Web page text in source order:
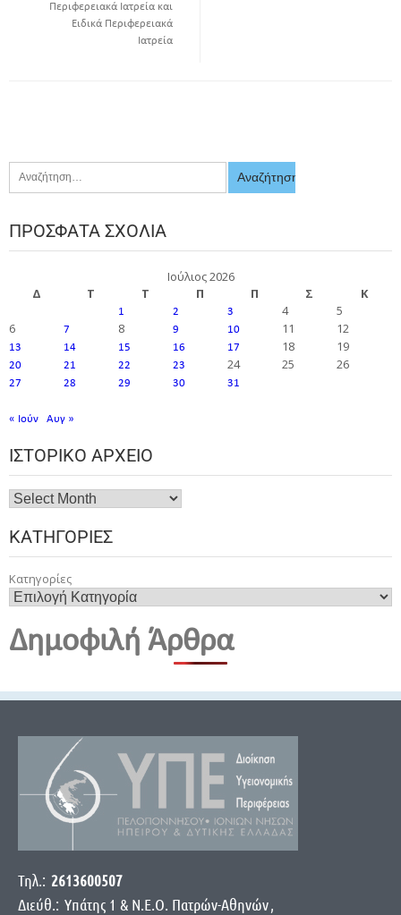
Περιφερειακά Ιατρεία και
Ειδικά Περιφερειακά
Ιατρεία
ΠΡΌΣΦΑΤΑ ΣΧΌΛΙΑ
Ιούλιος 2026
Δ
Τ Τ Π Π Σ Κ
1 2 3 4
5
6
7 8 9 10 11 12
13 14 15 16 17 18 19
20 21 22 23 24 25 26
27 28 29 30 31
« Ιούν Αυγ »
ΙΣΤΟΡΙΚΌ ΑΡΧΕΊΟ
ΚΑΤΗΓΟΡΊΕΣ
Κατηγορίες
Δημοφιλή Άρθρα
Τηλ.: 2613600507
Διεύθ.: Yπάτης 1 & Ν.Ε.Ο. Πατρών-Αθηνών,